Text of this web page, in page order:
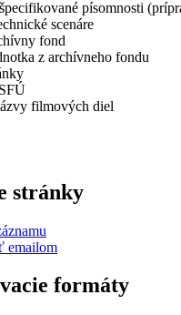
písomnosti
scenáre
fond
z archívneho fondu
filmových diel
stránky
emailom
formáty